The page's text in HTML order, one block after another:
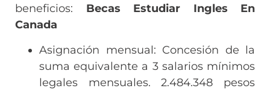
beneficios: Becas Estudiar Ingles En
Canada
Asignación mensual: Concesión de la
suma equivalente a 3 salarios mínimos
legales mensuales. 2.484.348 pesos